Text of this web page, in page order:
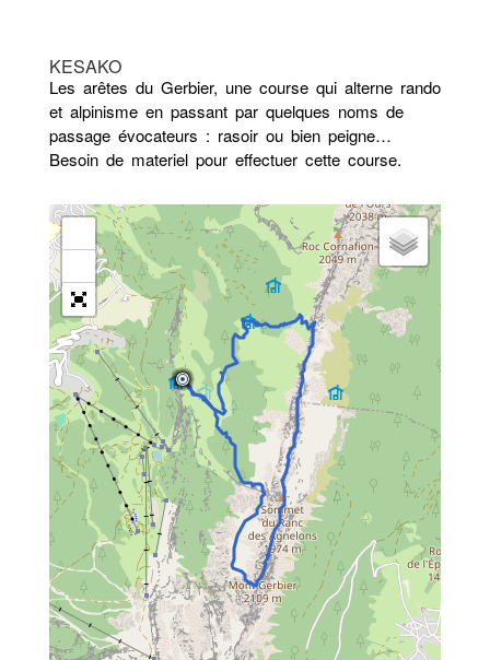
KESAKO
Les arêtes du Gerbier, une course qui alterne rando
et alpinisme en passant par quelques noms de
passage évocateurs : rasoir ou bien peigne…
Besoin de materiel pour effectuer cette course.